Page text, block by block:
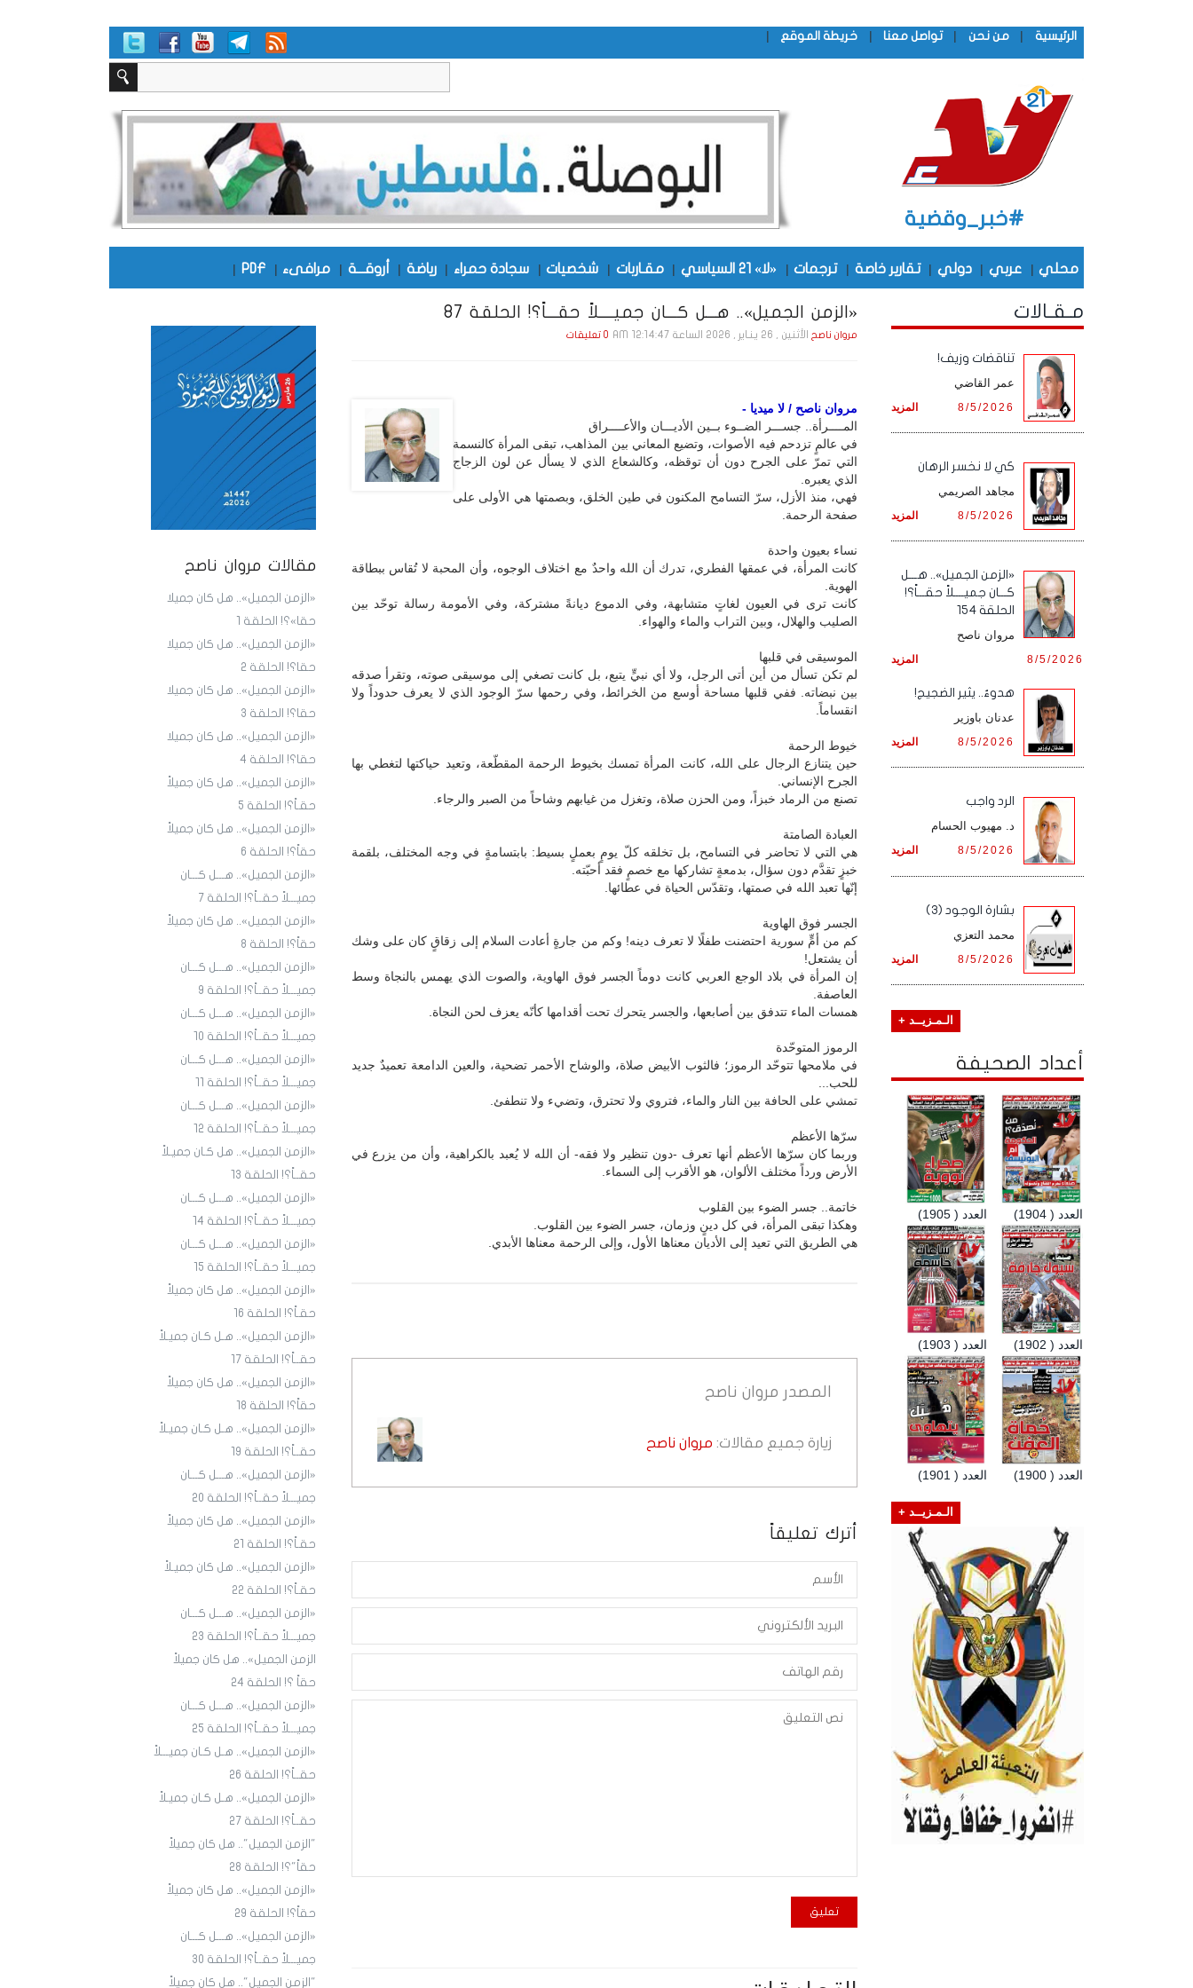
الرئيسية | من نحن | تواصل معنا | خريطة الموقع |
#خبر_وقضية
محلي | عربي | دولي | تقارير خاصة | ترجمات | «لا» 21 السياسي | مقـاربات | شخصيات | سجادة حمراء | رياضة | أروقـــة | مرافىء |
PDF
|
مقالات مروان ناصح
«الزمن الجميل».. هل كان جميلا
حقا»؟! الحلقة 1
«الزمن الجميل».. هل كان جميلا
حقا؟! الحلقة 2
«الزمن الجميل».. هل كان جميلا
حقا؟! الحلقة 3
«الزمن الجميل».. هل كان جميلا
حقا؟! الحلقة 4
«الزمن الجميل».. هل كان جميلاً
حقـاً؟! الحلقة 5
«الزمن الجميل».. هل كان جميلاً
حقاً؟! الحلقة 6
«الزمن الجميل».. هـــل كـــان
جميـــلاً حقــاً؟! الحلقة 7
«الزمن الجميل».. هل كان جميلاً
حقاً؟! الحلقة 8
«الزمن الجميل».. هـــل كـــان
جميـــلاً حقــاً؟! الحلقة 9
«الزمن الجميل».. هـــل كـــان
جميـــلاً حقــاً؟! الحلقة ١٠
«الزمن الجميل».. هـــل كـــان
جميـــلاً حقــاً؟! الحلقة ١1
«الزمن الجميل».. هـــل كـــان
جميـــلاً حقــاً؟! الحلقة ١2
«الزمن الجميل».. هل كـان جميـلاً
حقــاً؟! الحلقة ١3
«الزمن الجميل».. هـــل كـــان
جميـــلاً حقــاً؟! الحلقة ١4
«الزمن الجميل».. هـــل كـــان
جميـــلاً حقــاً؟! الحلقة 15
«الزمن الجميل».. هل كان جميلاً
حقـاً؟! الحلقة 16
«الزمن الجميل».. هـل كـان جميـلاً
حقــاً؟! الحلقة 17
«الزمن الجميل».. هل كان جميلاً
حقاً؟! الحلقة 18
«الزمن الجميل».. هـل كـان جميـلاً
حقــاً؟! الحلقة 19
«الزمن الجميل».. هـــل كـــان
جميـــلاً حقــاً؟! الحلقة 20
«الزمن الجميل».. هل كان جميلاً
حقـاً؟! الحلقة 21
«الزمن الجميل».. هل كان جميـلاً
حقـاً؟! الحلقة ٢٢
«الزمن الجميل».. هـــل كـــان
جميـــلاً حقــاً؟! الحلقة 23
الزمن الجميل».. هل كان جميلاً
حقاً ؟! الحلقة 24
«الزمن الجميل».. هـــل كـــان
جميـــلاً حقــاً؟! الحلقة 25
«الزمن الجميل».. هـل كـان جميـــلاً
حقــاً؟! الحلقة 26
«الزمن الجميل».. هـل كـان جميـلاً
حقــاً؟! الحلقة 27
"الزمن الجميل".. هل كان جميلاً
حقاً"؟! الحلقة 28
«الزمن الجميل».. هل كان جميلاً
حقاً؟! الحلقة 29
«الزمن الجميل».. هـــل كـــان
جميـــلاً حقــاً؟! الحلقة 30
"الزمن الجميل".. هل كان جميلاً
«الزمن الجميل».. هـــل كـــان جميــــلاً حقـــاً؟! الحلقة 87
مروان ناصحالأثنين , 26 يـنـاير , 2026 الساعة 12:14:47 AM 0 تعليقات
مروان ناصح / لا ميديا -
المــــرأة.. جســـر الضــوء بــين الأديـــان والأعــــراق
في عالمٍ تزدحم فيه الأصوات، وتضيع المعاني بين المذاهب، تبقى المرأة كالنسمة
التي تمرّ على الجرح دون أن توقظه، وكالشعاع الذي لا يسأل عن لون الزجاج
الذي يعبره.
فهي، منذ الأزل، سرّ التسامح المكنون في طين الخلق، وبصمتها هي الأولى على
صفحة الرحمة.
نساء بعيون واحدة
كانت المرأة، في عمقها الفطري، تدرك أن الله واحدٌ مع اختلاف الوجوه، وأن المحبة لا تُقاس ببطاقة
الهوية.
كانت ترى في العيون لغاتٍ متشابهة، وفي الدموع ديانةً مشتركة، وفي الأمومة رسالة توحّد بين
الصليب والهلال، وبين التراب والماء والهواء.
الموسيقى في قلبها
لم تكن تسأل من أين أتى الرجل، ولا أي نبيٍّ يتبع، بل كانت تصغي إلى موسيقى صوته، وتقرأ صدقه
بين نبضاته. ففي قلبها مساحة أوسع من الخرائط، وفي رحمها سرّ الوجود الذي لا يعرف حدوداً ولا
انقساماً.
خيوط الرحمة
حين يتنازع الرجال على الله، كانت المرأة تمسك بخيوط الرحمة المقطّعة، وتعيد حياكتها لتغطي بها
الجرح الإنساني.
تصنع من الرماد خبزاً، ومن الحزن صلاة، وتغزل من غيابهم وشاحاً من الصبر والرجاء.
العبادة الصامتة
هي التي لا تحاضر في التسامح، بل تخلقه كلّ يومٍ بعملٍ بسيط: بابتسامةٍ في وجه المختلف، بلقمة
خبزٍ تقدَّم دون سؤال، بدمعةٍ تشاركها مع خصمٍ فقد أحبّته.
إنّها تعبد الله في صمتها، وتقدّس الحياة في عطائها.
الجسر فوق الهاوية
كم من أمٍّ سورية احتضنت طفلًا لا تعرف دينه! وكم من جارةٍ أعادت السلام إلى زقاقٍ كان على وشك
أن يشتعل!
إن المرأة في بلاد الوجع العربي كانت دوماً الجسر فوق الهاوية، والصوت الذي يهمس بالنجاة وسط
العاصفة.
همسات الماء تتدفق بين أصابعها، والجسر يتحرك تحت أقدامها كأنّه يعزف لحن النجاة.
الرموز المتوحّدة
في ملامحها تتوحّد الرموز؛ فالثوب الأبيض صلاة، والوشاح الأحمر تضحية، والعين الدامعة تعميدٌ جديد
للحب...
تمشي على الحافة بين النار والماء، فتروي ولا تحترق، وتضيء ولا تنطفئ.
سرّها الأعظم
وربما كان سرّها الأعظم أنها تعرف -دون تنظير ولا فقه- أن الله لا يُعبد بالكراهية، وأن من يزرع في
الأرض ورداً مختلف الألوان، هو الأقرب إلى السماء.
خاتمة.. جسر الضوء بين القلوب
وهكذا تبقى المرأة، في كل دينٍ وزمان، جسر الضوء بين القلوب.
هي الطريق التي تعيد إلى الأديان معناها الأول، وإلى الرحمة معناها الأبدي.
المصدر مروان ناصح
زيارة جميع مقالات: مروان ناصح
أترك تعليقاً
مـقـالات
تناقضات وزيف!
عمر القاضي
المزيد 8/5/2026
كي لا نخسر الرهان
مجاهد الصريمي
المزيد 8/5/2026
«الزمن الجميل».. هـــل
كـــان جميــــلاً حقـــاً؟!
الحلقة 154
مروان ناصح
المزيد 8/5/2026
هدوءٌ.. يثير الضجيج!
عدنان باوزير
المزيد 8/5/2026
الرد واجب
د. مهيوب الحسام
المزيد 8/5/2026
بشارة الوجود (3)
محمد التعزي
المزيد 8/5/2026
الـمـزيــد +
أعداد الصحيفة
العدد ( 1905) العدد ( 1904)
العدد ( 1903) العدد ( 1902)
العدد ( 1901) العدد ( 1900)
الـمـزيــد +